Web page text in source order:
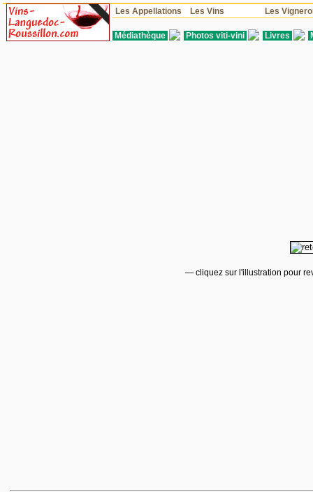
Les Appellations Les Vins Les
Médiathèque Photos viti-vini Livres
— cliquez sur l'illustration pour